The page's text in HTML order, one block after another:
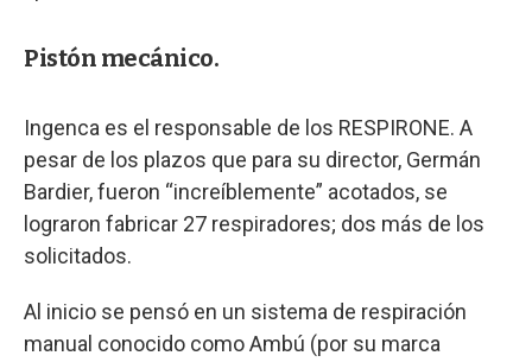
Pistón mecánico.
Ingenca es el responsable de los RESPIRONE. A
pesar de los plazos que para su director, Germán
Bardier, fueron “increíblemente” acotados, se
lograron fabricar 27 respiradores; dos más de los
solicitados.
Al inicio se pensó en un sistema de respiración
manual conocido como Ambú (por su marca